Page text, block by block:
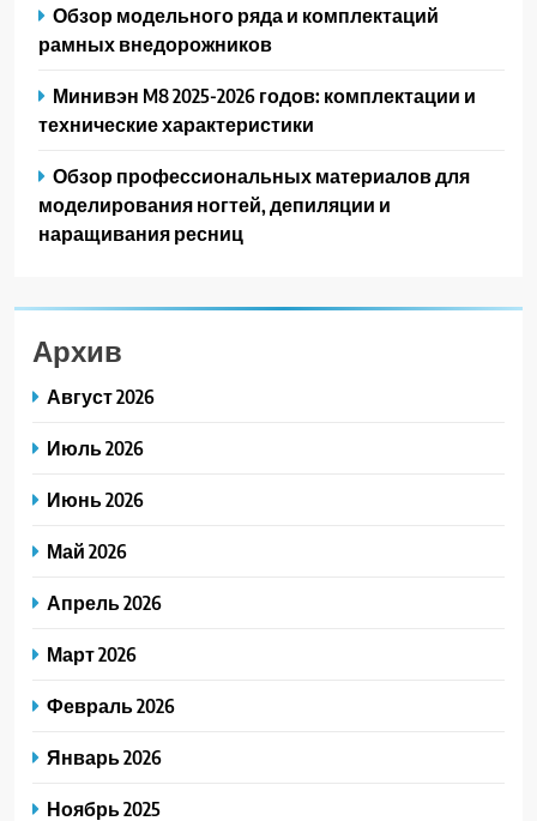
Обзор модельного ряда и комплектаций
рамных внедорожников
Минивэн M8 2025-2026 годов: комплектации и
технические характеристики
Обзор профессиональных материалов для
моделирования ногтей, депиляции и
наращивания ресниц
Архив
Август 2026
Июль 2026
Июнь 2026
Май 2026
Апрель 2026
Март 2026
Февраль 2026
Январь 2026
Ноябрь 2025